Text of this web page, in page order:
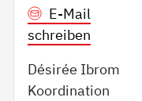
E-Mail
schreiben
Désirée Ibrom
Koordination